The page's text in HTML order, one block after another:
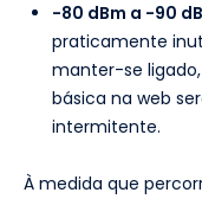
-80 dBm a -90
praticamente
manter-se
básica na web
intermitente.
À medida que